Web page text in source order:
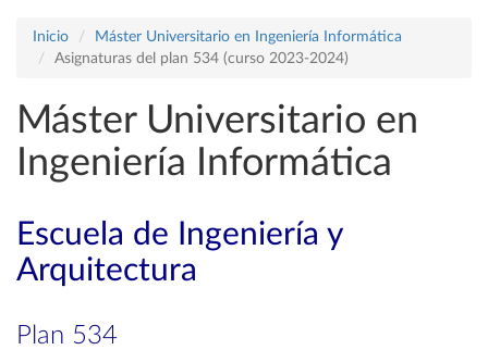
Inicio
Máster Universitario en Ingeniería Informática
Asignaturas del plan 534 (curso 2023-2024)
Máster Universitario en
Ingeniería Informática
Escuela de Ingeniería y
Arquitectura
Plan 534